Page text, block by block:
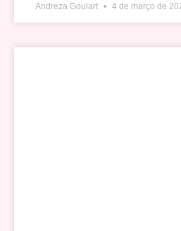
Andreza Goulart 4 de março de